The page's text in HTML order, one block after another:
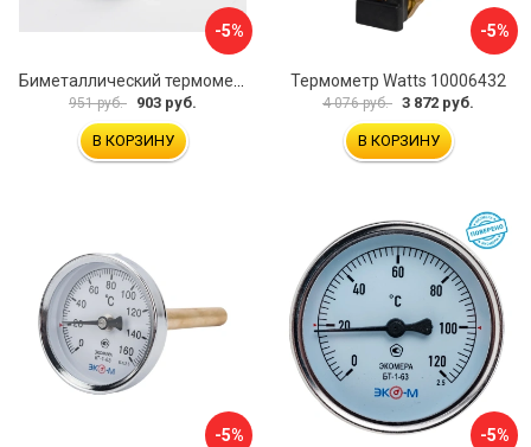
-5%
Биметаллический термометр BD ТБ 63Т/46 1161001031
951 руб. 903 руб.
В КОРЗИНУ
-5%
Термометр Watts 10006432
4 076 руб. 3 872 руб.
В КОРЗИНУ
-5% -5%